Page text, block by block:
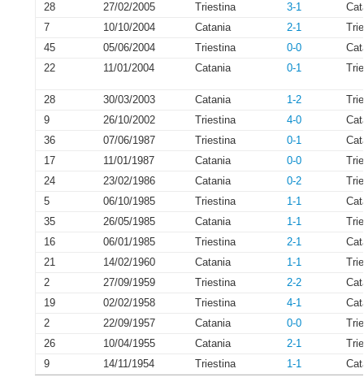
28
27/02/2005 Triestina 3-1
7
10/10/2004 Catania 2-1
45
05/06/2004 Triestina 0-0
22
11/01/2004 Catania 0-1
28 30/03/2003 Catania 1-2
9
26/10/2002 Triestina 4-0
36
07/06/1987 Triestina 0-1
17
11/01/1987 Catania 0-0
24
23/02/1986 Catania 0-2
5
06/10/1985 Triestina 1-1
35
26/05/1985 Catania 1-1
16
06/01/1985 Triestina 2-1
21
14/02/1960 Catania 1-1
2
27/09/1959 Triestina 2-2
19
02/02/1958 Triestina 4-1
2
22/09/1957 Catania 0-0
26
10/04/1955 Catania 2-1
9
14/11/1954 Triestina 1-1